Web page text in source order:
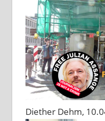
Diether Dehm,